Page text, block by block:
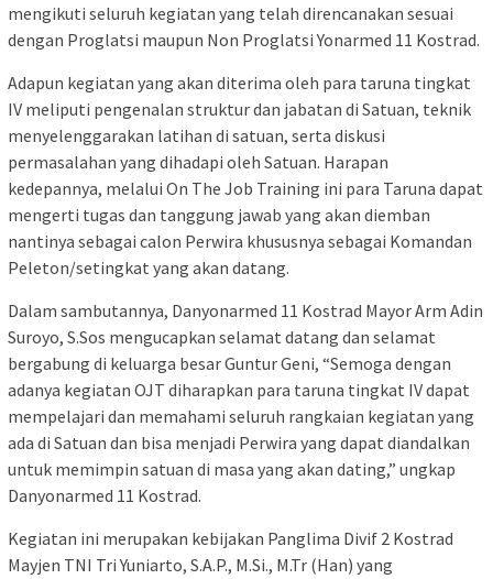
mengikuti seluruh kegiatan yang telah direncanakan sesuai
dengan Proglatsi maupun Non Proglatsi Yonarmed 11 Kostrad.
Adapun kegiatan yang akan diterima oleh para taruna tingkat
IV meliputi pengenalan struktur dan jabatan di Satuan, teknik
menyelenggarakan latihan di satuan, serta diskusi
permasalahan yang dihadapi oleh Satuan. Harapan
kedepannya, melalui On The Job Training ini para Taruna dapat
mengerti tugas dan tanggung jawab yang akan diemban
nantinya sebagai calon Perwira khususnya sebagai Komandan
Peleton/setingkat yang akan datang.
Dalam sambutannya, Danyonarmed 11 Kostrad Mayor Arm Adin
Suroyo, S.Sos mengucapkan selamat datang dan selamat
bergabung di keluarga besar Guntur Geni, “Semoga dengan
adanya kegiatan OJT diharapkan para taruna tingkat IV dapat
mempelajari dan memahami seluruh rangkaian kegiatan yang
ada di Satuan dan bisa menjadi Perwira yang dapat diandalkan
untuk memimpin satuan di masa yang akan dating,” ungkap
Danyonarmed 11 Kostrad.
Kegiatan ini merupakan kebijakan Panglima Divif 2 Kostrad
Mayjen TNI Tri Yuniarto, S.A.P., M.Si., M.Tr (Han) yang